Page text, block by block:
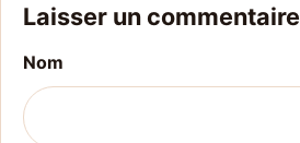
Laisser un commentaire
Nom